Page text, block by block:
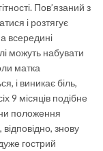
Пов’язаний з
і розтягує
всередині
можуть набувати
матка
і виникає біль,
9 місяців подібне
положення
знову
гострий